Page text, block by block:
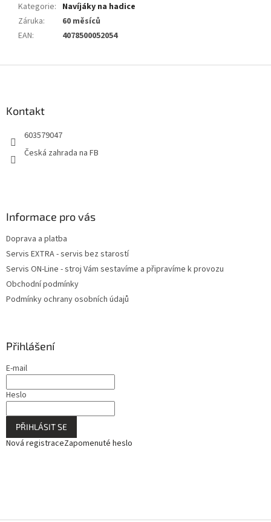
Kategorie: Navíjáky na hadice
Záruka:
60 měsíců
EAN: 4078500052054
Kontakt
603579047
Česká zahrada na FB
Informace pro vás
Doprava a platba
Servis EXTRA - servis bez starostí
Servis ON-Line - stroj Vám sestavíme a připravíme k provozu
Obchodní podmínky
Podmínky ochrany osobních údajů
Přihlášení
E-mail
Heslo
PŘIHLÁSIT SE
Nová registraceZapomenuté heslo